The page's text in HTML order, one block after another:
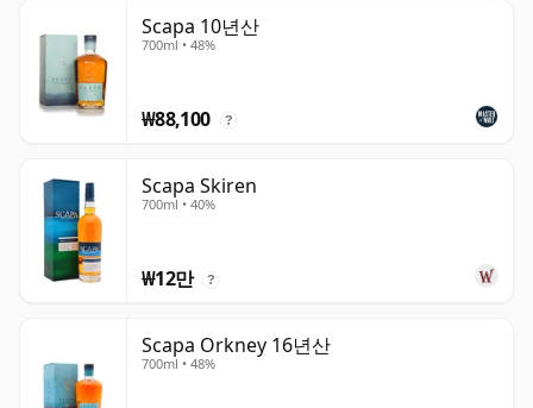
Scapa 10년산
700ml • 48%
₩88,100 ?
Scapa Skiren
700ml • 40%
₩12만 ?
Scapa Orkney 16년산
700ml • 48%